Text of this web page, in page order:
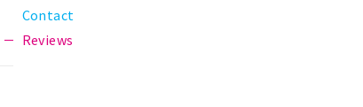
Contact
Reviews